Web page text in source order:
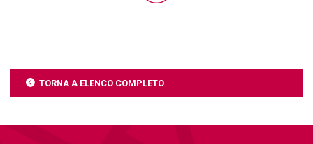
TORNA A ELENCO COMPLETO